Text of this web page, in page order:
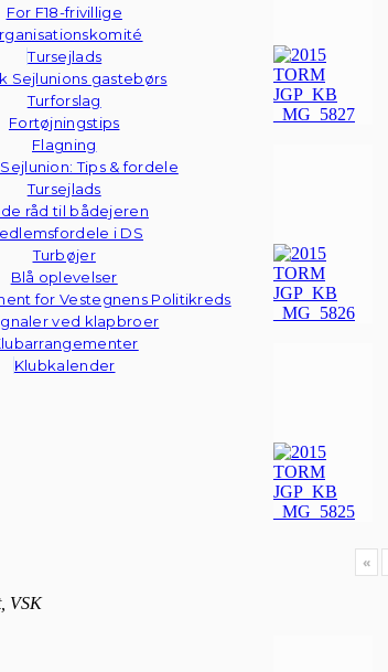
For F18-frivillige
Tursejlads
Sejlunions gastebørs
Turforslag
Fortøjningstips
Flagning
Tips & fordele
Tursejlads
råd til bådejeren
i DS
Turbøjer
Blå oplevelser
for Vestegnens Politikreds
ved klapbroer
Klubkalender
«
VSK